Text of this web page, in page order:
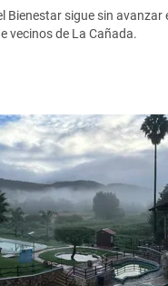
Bienestar sigue sin avanzar
vecinos de La Cañada.